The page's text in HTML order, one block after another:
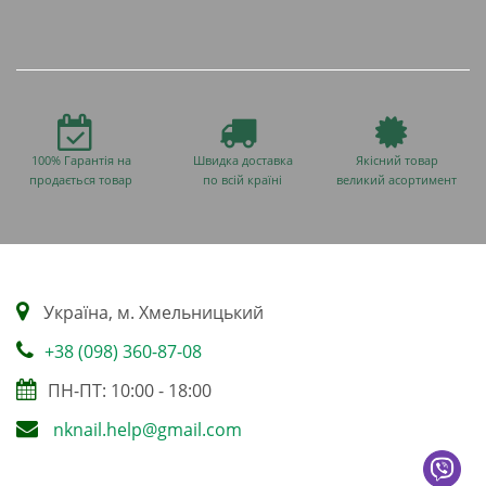
100% Гарантія на
продається товар
Швидка доставка
по всій країні
Якісний товар
великий асортимент
Українa, м. Хмельницький
+38 (098) 360-87-08
ПН-ПТ: 10:00 - 18:00
nknail.help@gmail.com